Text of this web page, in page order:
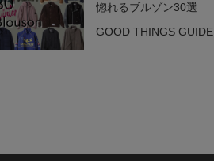
惚れるブルゾン30選
GOOD THINGS GUIDE